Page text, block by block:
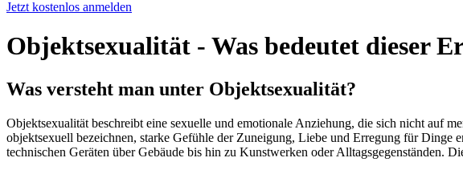
Jetzt kostenlos anmelden
Objektsexualität - Was bedeutet dieser
Was versteht man unter Objektsexualität?
Objektsexualität beschreibt eine sexuelle und emotionale Anziehung, die sich nicht auf
objektsexuell bezeichnen, starke Gefühle der Zuneigung, Liebe und Erregung für Dinge
technischen Geräten über Gebäude bis hin zu Kunstwerken oder Alltagsgegenständen.